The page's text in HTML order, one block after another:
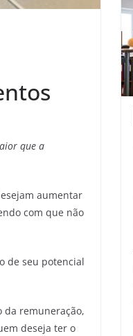
que a
aumentar
com que não
de seu potencial
da remuneração,
deseja ter o